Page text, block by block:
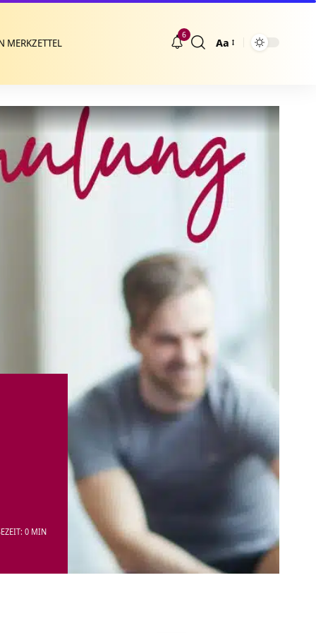
MERKZETTEL
6
Größenänderung
Aa
0 MIN